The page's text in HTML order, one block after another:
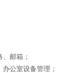
邮箱；
公室设备管理；